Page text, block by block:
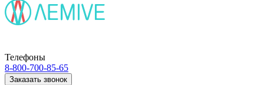
Телефоны
8-800-700-85-65
Заказать звонок